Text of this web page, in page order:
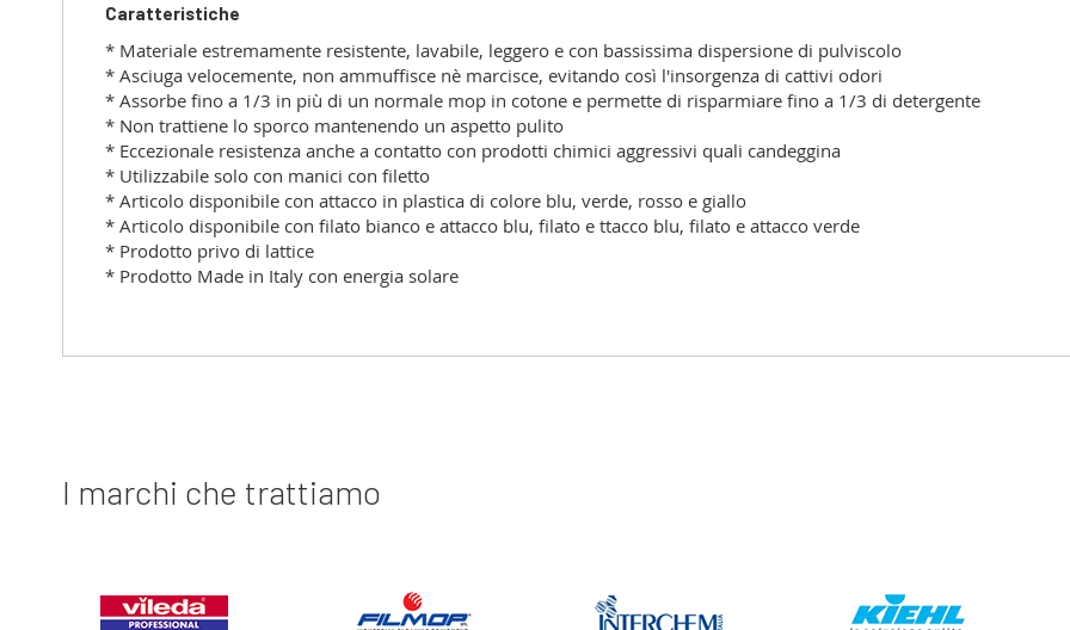
Caratteristiche
* Materiale estremamente resistente, lavabile, leggero e con bassissima dispersione di pulviscolo
* Asciuga velocemente, non ammuffisce nè marcisce, evitando così l'insorgenza di cattivi odori
* Assorbe fino a 1/3 in più di un normale mop in cotone e permette di risparmiare fino a 1/3 di detergente
* Non trattiene lo sporco mantenendo un aspetto pulito
* Eccezionale resistenza anche a contatto con prodotti chimici aggressivi quali candeggina
* Utilizzabile solo con manici con filetto
* Articolo disponibile con attacco in plastica di colore blu, verde, rosso e giallo
* Articolo disponibile con filato bianco e attacco blu, filato e ttacco blu, filato e attacco verde
* Prodotto privo di lattice
* Prodotto Made in Italy con energia solare
I marchi che trattiamo